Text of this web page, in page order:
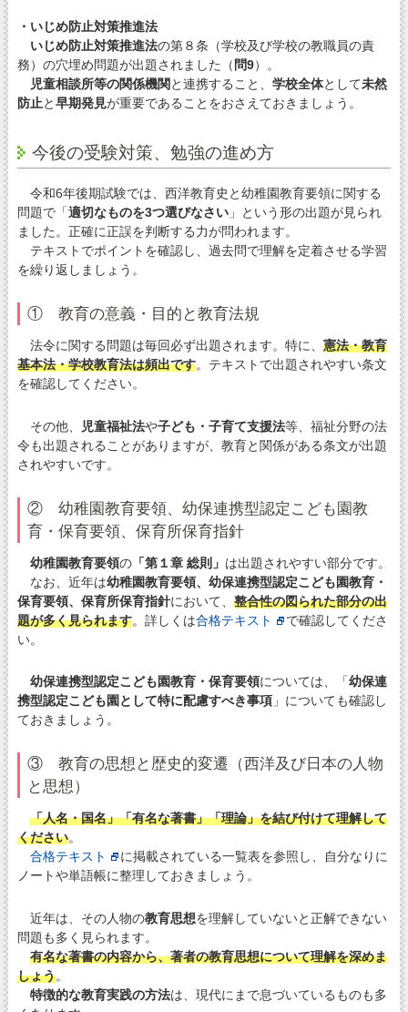
・いじめ防止対策推進法
いじめ防止対策推進法の第８条（学校及び学校の教職員の責
務）の穴埋め問題が出題されました（ 問9）。
児童相談所等の関係機関と連携すること、 学校全体として未然
防止と早期発見が重要であることをおさえておきましょう。
今後の受験対策、勉強の進め方
令和6年後期試験では、西洋教育史と幼稚園教育要領に関する
問題で「適切なものを3つ選びなさい」という形の出題が見られ
ました。正確に正誤を判断する力が問われます。
テキストでポイントを確認し、過去問で理解を定着させる学習
を繰り返しましょう。
① 教育の意義・目的と教育法規
法令に関する問題は毎回必ず出題されます。特に、 憲法・教育
基本法・学校教育法は頻出です。テキストで出題されやすい条文
を確認してください。
その他、 児童福祉法や子ども・子育て支援法等、福祉分野の法
令も出題されることがありますが、教育と関係がある条文が出題
されやすいです。
② 幼稚園教育要領、幼保連携型認定こども園教
育・保育要領、保育所保育指針
幼稚園教育要領の「第１章 総則」 は出題されやすい部分です。
なお、近年は幼稚園教育要領、幼保連携型認定こども園教育・
保育要領、保育所保育指針において、 整合性の図られた部分の出
題が多く見られます。詳しくは合格テキスト
で確認してくださ
い。
幼保連携型認定こども園教育・保育要領については、「幼保連
携型認定こども園として特に配慮すべき事項」についても確認し
ておきましょう。
③ 教育の思想と歴史的変遷（西洋及び日本の人物
と思想）
「人名・国名」「有名な著書」「理論」を結び付けて理解して
ください。
合格テキスト
に掲載されている一覧表を参照し、自分なりに
ノートや単語帳に整理しておきましょう。
近年は、その人物の教育思想を理解していないと正解できない
問題も多く見られます。
有名な著書の内容から、著者の教育思想について理解を深めま
しょう。
特徴的な教育実践の方法は、現代にまで息づいているものも多